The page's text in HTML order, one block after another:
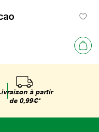
à partir
de 0,99€*